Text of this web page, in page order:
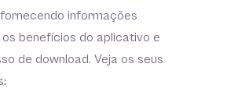
informações
benefícios do aplicativo e
de download. Veja os seus